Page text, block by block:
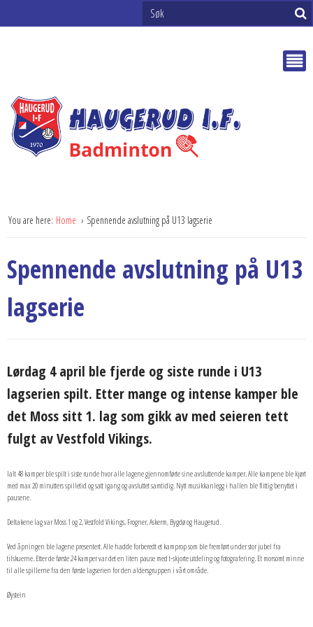
You are here: Home Spennende avslutning på U13 lagserie
Spennende avslutning på U13
lagserie
Lørdag 4 april ble fjerde og siste runde i U13
lagserien spilt. Etter mange og intense kamper ble
det Moss sitt 1. lag som gikk av med seieren tett
fulgt av Vestfold Vikings.
Ialt 48 kamper ble spilt i siste runde hvor alle lagene gjennomførte sine avsluttende kamper. Alle kampene ble kjørt
med max 20 minutters spilletid og satt igang og avsluttet samtidig. Nytt musikkanlegg i hallen ble flittig benyttet i
pausene.
Deltakene lag var Moss 1 og 2, Vestfold Vikings, Frogner, Askerm, Bygdø og Haugerud.
Ved åpningen ble lagene presentert. Alle hadde forberedt et kamprop som ble fremført under stor jubel fra
tilskuerne. Etter de første 24 kamper var det en liten pause med t-skjorte utdeling og fotografering. Et morsomt minne
til alle spillerne fra den første lagserien for den aldersgruppen i vårt område.
Øystein